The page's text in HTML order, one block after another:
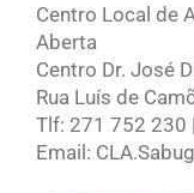
Centro Local de
Aberta
Centro Dr. José
Rua Luís de
Tlf: 271 752 230
Email: